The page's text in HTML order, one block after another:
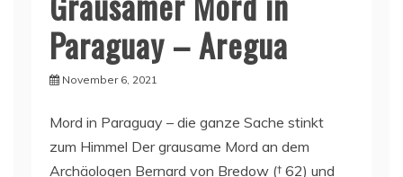
Paraguay – Aregua
November 6, 2021
Mord in Paraguay – die ganze Sache stinkt
zum Himmel Der grausame Mord an dem
Archäologen Bernard von Bredow († 62) und